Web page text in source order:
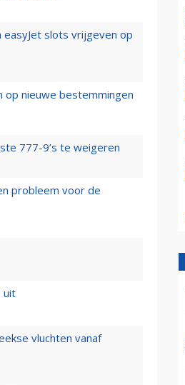
slots vrijgeven op
op nieuwe bestemmingen
777-9’s te weigeren
probleem voor de
uit
vluchten vanaf